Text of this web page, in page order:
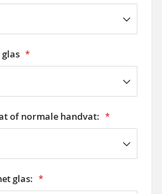
of normale handvat:
glas: